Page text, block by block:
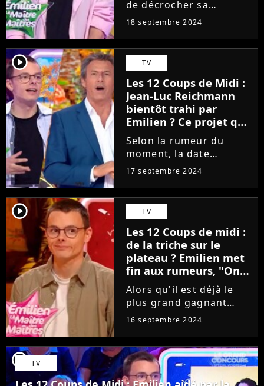
de décrocher sa
treizième étoile
mystérieuse dans Les 12
Coups de Midi sur TF1.
Et ne cherchez pas la
date de son élimination,
celle-ci ne devrait pas
intervenir...
18 septembre 2024
player2 TV
Les 12 Coups de Midi :
Jean-Luc Reichmann
bientôt trahi par
Emilien ? Ce projet qui
ne devrait pas faire
plaisir à l'animateur
Selon la rumeur du
moment, la date
d'élimination d'Emilien
dans Les 12 Coups de
Midi ne devrait pas
intervenir avant, au
minimum, décembre
2024. Pourtant, le futur
du candidat intéresse...
17 septembre 2024
player2 TV
Les 12 Coups de midi :
de la triche sur le
plateau ? Emilien met
fin aux rumeurs, "On
peut perdre à chaque
fois"
Alors qu'il est déjà le
plus grand gagnant
d'un jeu télé en France,
Emilien ne compte pas
s'arrêter là. Toujours
présent dans Les 12
Coups de Midi (TF1), sa
date d'élimination
16 septembre 2024
player2 TV